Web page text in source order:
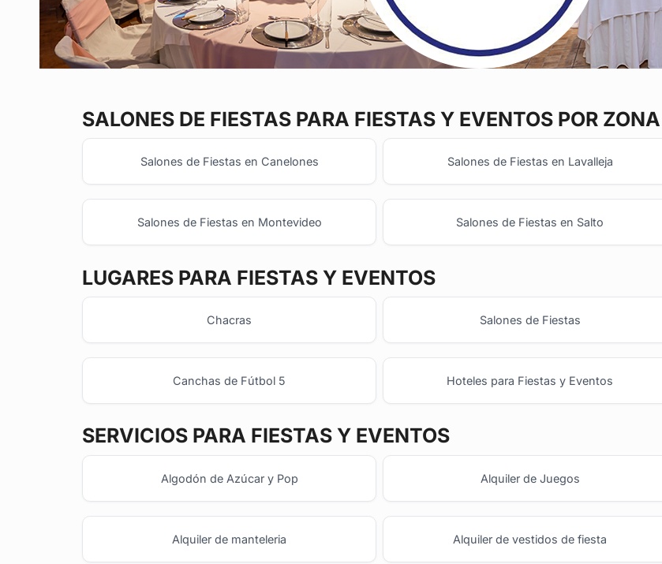
SALONES DE FIESTAS PARA FIESTAS Y EVENTOS POR ZONA
Salones de Fiestas en Canelones Salones de Fiestas en Lavalleja
Salones de Fiestas en Montevideo Salones de Fiestas en Salto
LUGARES PARA FIESTAS Y EVENTOS
Chacras Salones de Fiestas
Canchas de Fútbol 5 Hoteles para Fiestas y Eventos
SERVICIOS PARA FIESTAS Y EVENTOS
Algodón de Azúcar y Pop Alquiler de Juegos
Alquiler de manteleria Alquiler de vestidos de fiesta